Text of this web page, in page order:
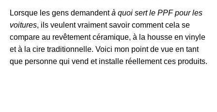
Lorsque les gens demandentà quoi sert le PPF pour les
voitures, ils veulent vraiment savoir comment cela se
compare au revêtement céramique, à la housse en vinyle
et à la cire traditionnelle. Voici mon point de vue en tant
que personne qui vend et installe réellement ces produits.